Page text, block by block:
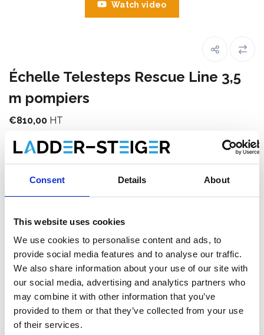
Consent Details About
This website uses cookies
We use cookies to personalise content and ads, to
provide social media features and to analyse our traffic.
We also share information about your use of our site with
our social media, advertising and analytics partners who
may combine it with other information that you’ve
provided to them or that they’ve collected from your use
of their services.
Watch video
Échelle Telesteps Rescue Line 3,5
m pompiers
€810,00 HT
Livraison gratuite en 1-3 jours ouvrables, ou ramasser à
Veghel, Drachten ou Maaseik (contactez le service
clientèle)
Ajouter au panier
Ajouter au devis
Enregistrer comme favori